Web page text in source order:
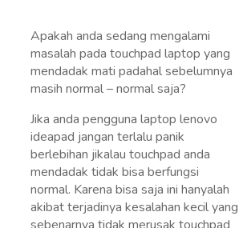
Apakah anda sedang mengalami
masalah pada touchpad laptop yang
mendadak mati padahal sebelumnya
masih normal – normal saja?
Jika anda pengguna laptop lenovo
ideapad jangan terlalu panik
berlebihan jikalau touchpad anda
mendadak tidak bisa berfungsi
normal. Karena bisa saja ini hanyalah
akibat terjadinya kesalahan kecil yang